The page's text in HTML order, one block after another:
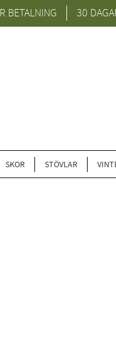
BETALNING 30
SKOR STÖVLAR